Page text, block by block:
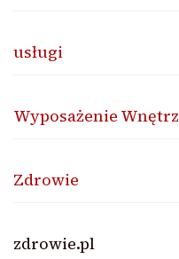
usługi
Wyposażenie Wnętrz
Zdrowie
zdrowie.pl